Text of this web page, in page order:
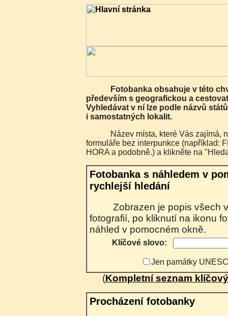
Fotobanka obsahuje v této chvíli 7482 fotografií
především s geografickou a
Vyhledávat v ní lze podle názvů
i samostatných lokalit.
Název místa, které Vás zajímá, napište do vyhledávacího
formuláře bez interpunkce (například:
HORA a podobně.) a klikněte na
Fotobanka s náhledem v
rychlejší hledání
Zobrazen je popis všech vyhledaných
fotografií, po kliknutí na ikonu
náhled v pomocném okně.
Klíčové slovo:
Jen památky
(Kompletní seznam
Procházení fotobanky